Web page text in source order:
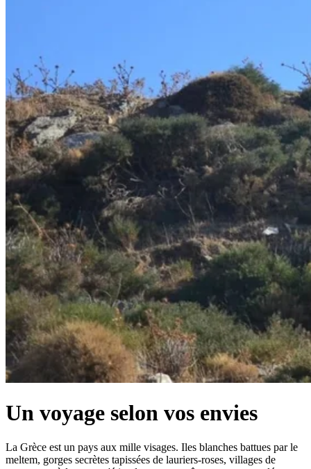
Un voyage selon vos envies
La Grèce est un pays aux mille visages. Iles blanches battues par le
meltem, gorges secrètes tapissées de lauriers-roses, villages de